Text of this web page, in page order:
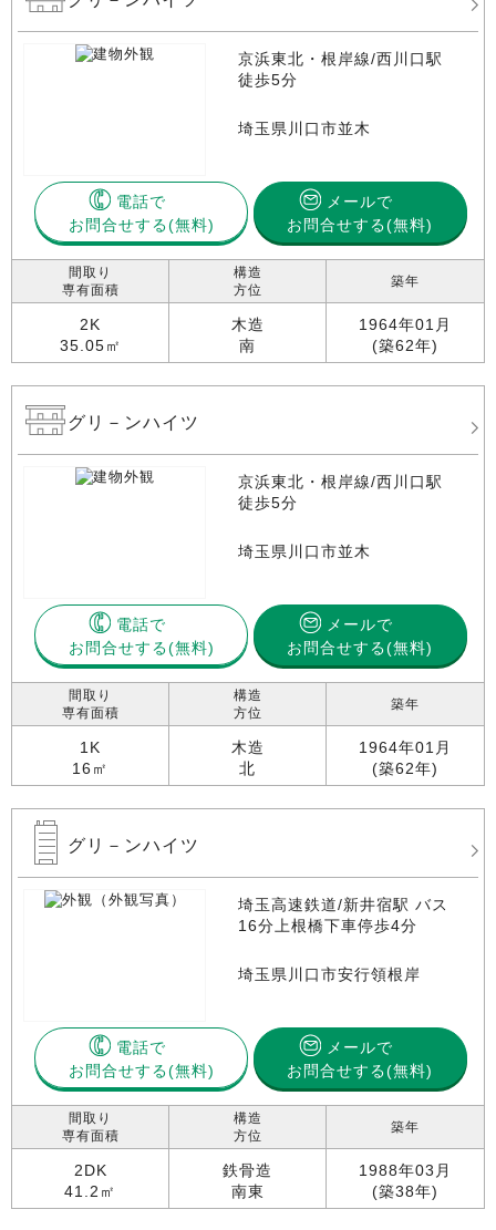
京浜東北・根岸線/西川口駅
徒歩5分
埼玉県川口市並木
電話で
お問合せする
メールで
お問合せする(無料)
間取り
専有面積
2K
35.05㎡
構造
方位
木造
南
築年
1964年01月
(築62年)
グリ－ンハイツ
京浜東北・根岸線/西川口駅
徒歩5分
埼玉県川口市並木
電話で
お問合せする
メールで
お問合せする(無料)
間取り
専有面積
1K
16㎡
構造
方位
木造
北
築年
1964年01月
(築62年)
グリ－ンハイツ
埼玉高速鉄道/新井宿駅 バス
16分上根橋下車停歩4分
埼玉県川口市安行領根岸
電話で
お問合せする
メールで
お問合せする(無料)
間取り
専有面積
2DK
41.2㎡
構造
方位
鉄骨造
南東
築年
1988年03月
(築38年)